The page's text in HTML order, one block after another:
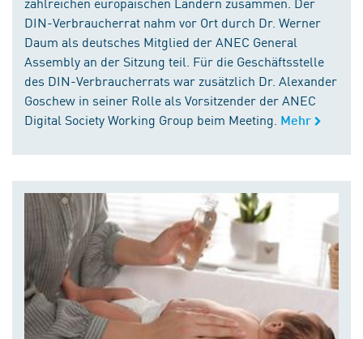
DIN-Verbraucherrat nahm vor Ort durch Dr. Werner
Daum als deutsches Mitglied der ANEC General
Assembly an der Sitzung teil. Für die Geschäftsstelle
des DIN-Verbraucherrats war zusätzlich Dr. Alexander
Goschew in seiner Rolle als Vorsitzender der ANEC
Digital Society Working Group beim Meeting. Mehr